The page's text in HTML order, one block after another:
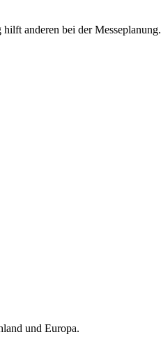
anderen bei der Messeplanung.
und Europa.